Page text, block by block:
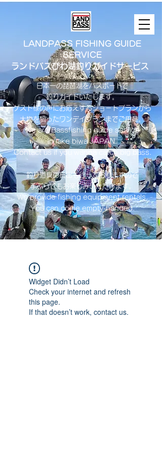
LANDPASS FISHING GUIDE
SERVICE
ランドパスびわ湖釣りガイドサービス
日本一の琵琶湖をバスボートで
釣りガイドいたします。
​ゲスト様の声にお応えするショートプランから
大物を狙ったワンデイプランまでご用意。
​We are Bassfishing guide service
in lake biwa ​JAPAN.
Contact us if you wanna catch big bass.
釣り道具の貸出も行っておりますので
手ぶらでもお楽しみいただけます。
We provide fishing equipment rentals.
You can come empty-handed.
Widget Didn’t Load
Check your internet and refresh
this page.
If that doesn’t work, contact us.